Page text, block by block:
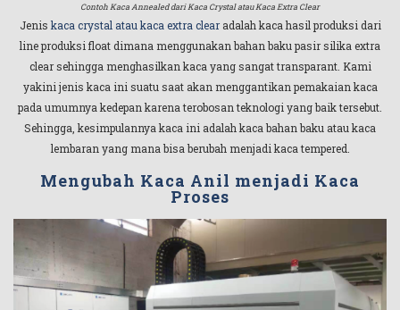
Contoh Kaca Annealed dari Kaca Crystal atau Kaca Extra Clear
Jenis kaca crystal atau kaca extra clearadalah kaca hasil produksi dari
line produksi float dimana menggunakan bahan baku pasir silika extra
clear sehingga menghasilkan kaca yang sangat transparant. Kami
yakini jenis kaca ini suatu saat akan menggantikan pemakaian kaca
pada umumnya kedepan karena terobosan teknologi yang baik tersebut.
Sehingga, kesimpulannya kaca ini adalah kaca bahan baku atau kaca
lembaran yang mana bisa berubah menjadi kaca tempered.
Mengubah Kaca Anil menjadi Kaca
Proses